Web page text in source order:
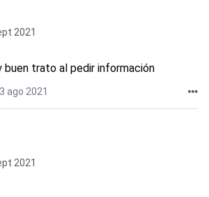
2021
trato al pedir información
ago 2021
2021